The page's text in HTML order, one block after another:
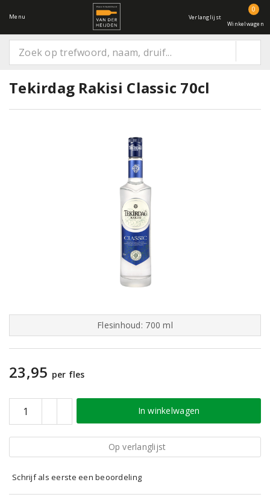
Menu Verlanglijst
0
Winkelwagen
Tekirdag Rakisi Classic 70cl
Flesinhoud: 700 ml
23,95 per fles
In winkelwagen
Op verlanglijst
Schrijf als eerste een beoordeling